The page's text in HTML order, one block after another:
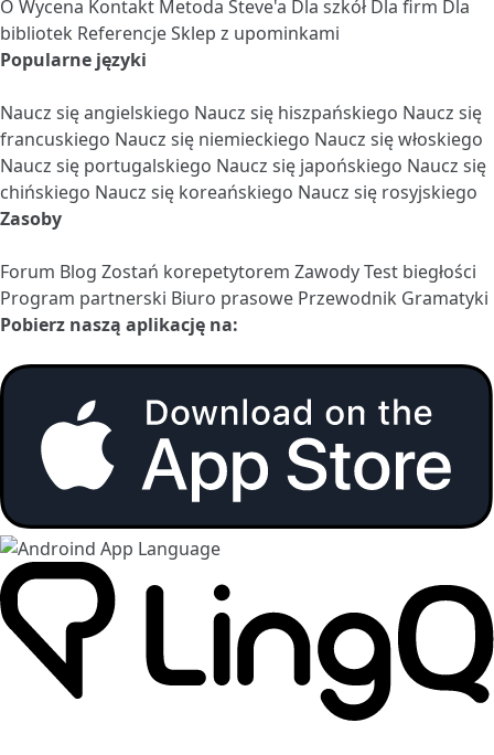
O Wycena Kontakt Metoda Steve'a Dla szkół Dla firm Dla
bibliotek ReferencjeSklep z upominkami
Popularne języki
Naucz się angielskiego Naucz się hiszpańskiego Naucz się
francuskiego Naucz się niemieckiego Naucz się włoskiego
Naucz się portugalskiego Naucz się japońskiego Naucz się
chińskiego Naucz się koreańskiego Naucz się rosyjskiego
Zasoby
Forum Blog Zostań korepetytorem ZawodyTest biegłości
Program partnerski Biuro prasowe Przewodnik Gramatyki
Pobierz naszą aplikację na: